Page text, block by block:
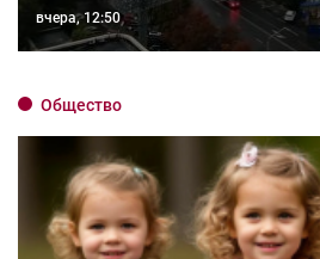
вчера, 12:50
Общество